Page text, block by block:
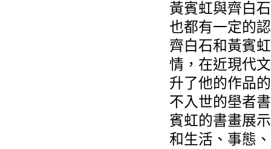
黃賓虹與齊白
也都有一定的
齊白石和黃賓
情，在近現代
升了他的作品
不入世的壆者
賓虹的書畫展
和生活、事態